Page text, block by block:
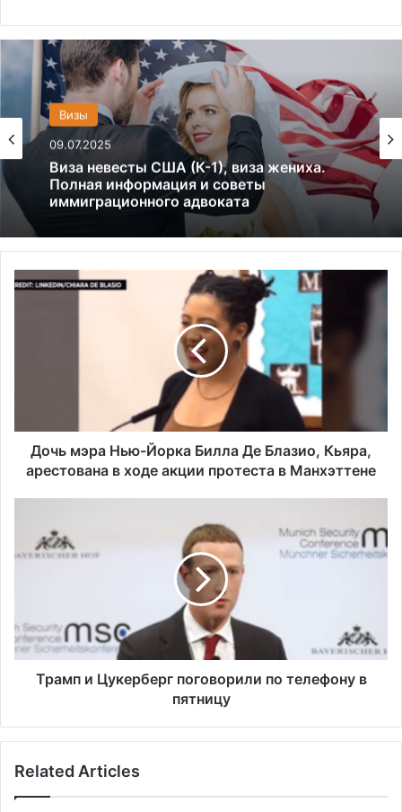
Визы
09.07.2025
Виза невесты США (К-1), виза жениха.
Полная информация и советы
иммиграционного адвоката
Дочь
Кьяра,
арестована
ходе
Манхэттене
Дочь мэра Нью-Йорка Билла Де Блазио, Кьяра,
арестована в ходе акции протеста в Манхэттене
Цукерберг
поговорили
пятницу
Трамп и Цукерберг поговорили по телефону в
пятницу
Related Articles